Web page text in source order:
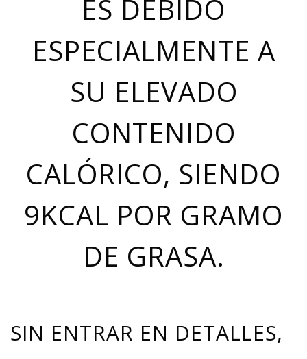
ES DEBIDO
ESPECIALMENTE A
SU ELEVADO
CONTENIDO
CALÓRICO, SIENDO
9KCAL POR GRAMO
DE GRASA.
SIN ENTRAR EN DETALLES,